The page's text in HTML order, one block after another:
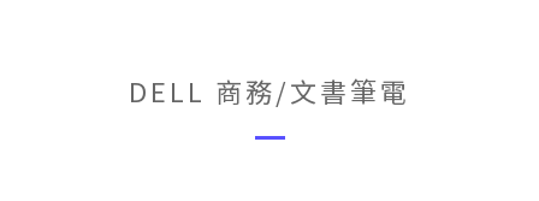
DELL 商務/文書筆電